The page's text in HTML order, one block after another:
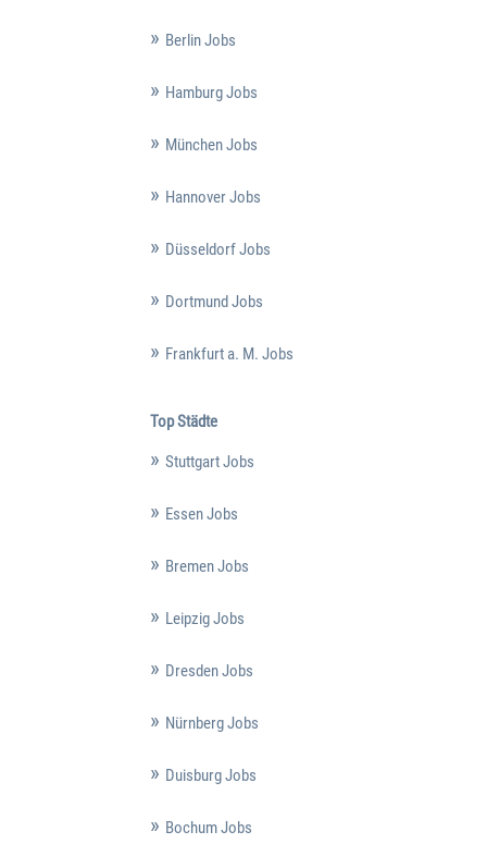
Berlin Jobs
Hamburg Jobs
München Jobs
Hannover Jobs
Düsseldorf Jobs
Dortmund Jobs
Frankfurt a. M. Jobs
Top Städte
Stuttgart Jobs
Essen Jobs
Bremen Jobs
Leipzig Jobs
Dresden Jobs
Nürnberg Jobs
Duisburg Jobs
Bochum Jobs